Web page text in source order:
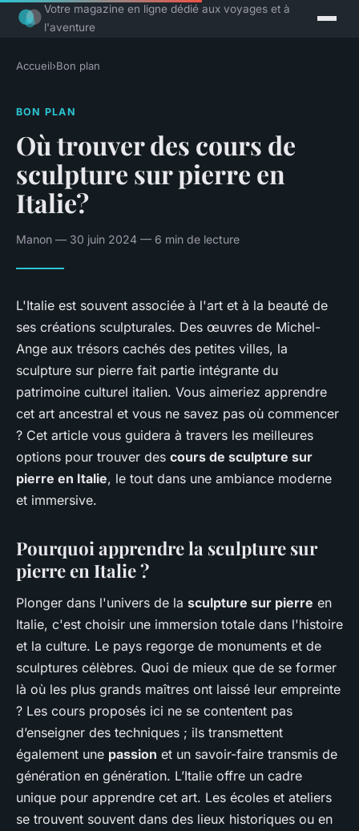
Votre magazine en ligne dédié aux voyages et à
l'aventure
Accueil›Bon plan
BON PLAN
Où trouver des cours de
sculpture sur pierre en
Italie?
Manon — 30 juin 2024 — 6 min de lecture
L'Italie est souvent associée à l'art et à la beauté de
ses créations sculpturales. Des œuvres de Michel-
Ange aux trésors cachés des petites villes, la
sculpture sur pierre fait partie intégrante du
patrimoine culturel italien. Vous aimeriez apprendre
cet art ancestral et vous ne savez pas où commencer
? Cet article vous guidera à travers les meilleures
options pour trouver des cours de sculpture sur
pierre en Italie, le tout dans une ambiance moderne
et immersive.
Pourquoi apprendre la sculpture sur
pierre en Italie ?
Plonger dans l'univers de la sculpture sur pierre en
Italie, c'est choisir une immersion totale dans l'histoire
et la culture. Le pays regorge de monuments et de
sculptures célèbres. Quoi de mieux que de se former
là où les plus grands maîtres ont laissé leur empreinte
? Les cours proposés ici ne se contentent pas
d’enseigner des techniques ; ils transmettent
également une passion et un savoir-faire transmis de
génération en génération. L’Italie offre un cadre
unique pour apprendre cet art. Les écoles et ateliers
se trouvent souvent dans des lieux historiques ou en